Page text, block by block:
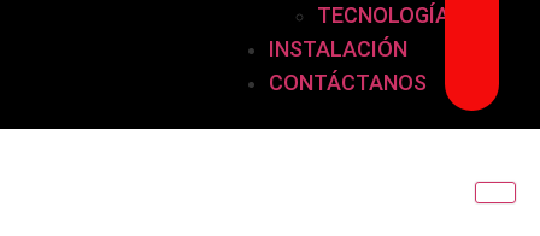
TECNOLOGÍA
INSTALACIÓN
CONTÁCTANOS